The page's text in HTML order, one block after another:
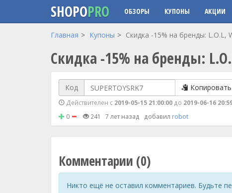
Перейти к основному содержанию
SHOPOPRO ОБЗОРЫ КУПОНЫ АКЦИИ
Главная Купоны Скидка -15% на бренды: L.O.L,
Скидка -15% на бренды:
Код Копировать
Действителен с 2019-05-15 21:00:00 до 2019-06-16
0 241 7 лет назад добавил robot
Комментарии (0)
Никто ещё не оставил комментариев. Будьте